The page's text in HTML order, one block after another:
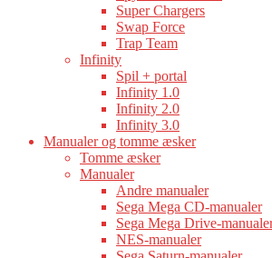
Super Chargers
Swap Force
Trap Team
Infinity
Spil + portal
Infinity 1.0
Infinity 2.0
Infinity 3.0
Manualer og tomme æsker
Tomme æsker
Manualer
Andre manualer
Sega Mega CD-manualer
Sega Mega Drive-
NES-manualer